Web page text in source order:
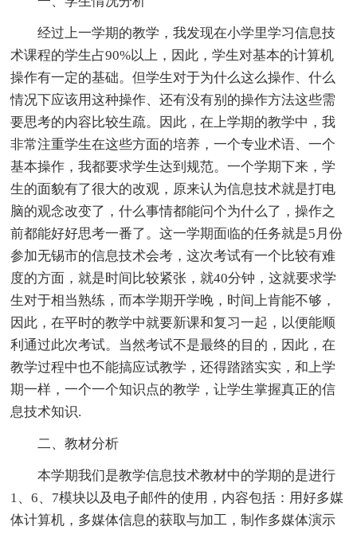
经过上一学期的教学，我发现在小学里学习信息技
术课程的学生占90%以上，因此，学生对基本的计算机
操作有一定的基础。但学生对于为什么这么操作、什么
情况下应该用这种操作、还有没有别的操作方法这些需
要思考的内容比较生疏。因此，在上学期的教学中，我
非常注重学生在这些方面的培养，一个专业术语、一个
基本操作，我都要求学生达到规范。一个学期下来，学
生的面貌有了很大的改观，原来认为信息技术就是打电
脑的观念改变了，什么事情都能问个为什么了，操作之
前都能好好思考一番了。这一学期面临的任务就是5月份
参加无锡市的信息技术会考，这次考试有一个比较有难
度的方面，就是时间比较紧张，就40分钟，这就要求学
生对于相当熟练，而本学期开学晚，时间上肯能不够，
因此，在平时的教学中就要新课和复习一起，以便能顺
利通过此次考试。当然考试不是最终的目的，因此，在
教学过程中也不能搞应试教学，还得踏踏实实，和上学
期一样，一个一个知识点的教学，让学生掌握真正的信
息技术知识.
二、教材分析
本学期我们是教学信息技术教材中的学期的是进行
1、6、7模块以及电子邮件的使用，内容包括：用好多媒
体计算机，多媒体信息的获取与加工，制作多媒体演示